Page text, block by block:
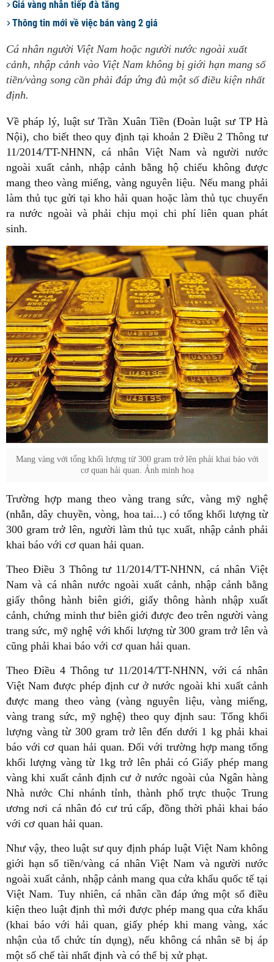
Giá vàng nhẫn tiếp đà tăng
Thông tin mới về việc bán vàng 2 giá
Cá nhân người Việt Nam hoặc người nước ngoài xuất
cảnh, nhập cảnh vào Việt Nam không bị giới hạn mang số
tiền/vàng song cần phải đáp ứng đủ một số điều kiện nhất
định.
Về pháp lý, luật sư Trần Xuân Tiền (Đoàn luật sư TP Hà
Nội), cho biết theo quy định tại khoản 2 Điều 2 Thông tư
11/2014/TT-NHNN, cá nhân Việt Nam và người nước
ngoài xuất cảnh, nhập cảnh bằng hộ chiếu không được
mang theo vàng miếng, vàng nguyên liệu. Nếu mang phải
làm thủ tục gửi tại kho hải quan hoặc làm thủ tục chuyển
ra nước ngoài và phải chịu mọi chi phí liên quan phát
sinh.
Mang vàng với tổng khối lượng từ 300 gram trở lên phải khai báo với
cơ quan hải quan. Ảnh minh hoạ
Trường hợp mang theo vàng trang sức, vàng mỹ nghệ
(nhẫn, dây chuyền, vòng, hoa tai...) có tổng khối lượng từ
300 gram trở lên, người làm thủ tục xuất, nhập cảnh phải
khai báo với cơ quan hải quan.
Theo Điều 3 Thông tư 11/2014/TT-NHNN, cá nhân Việt
Nam và cá nhân nước ngoài xuất cảnh, nhập cảnh bằng
giấy thông hành biên giới, giấy thông hành nhập xuất
cảnh, chứng minh thư biên giới được đeo trên người vàng
trang sức, mỹ nghệ với khối lượng từ 300 gram trở lên và
cũng phải khai báo với cơ quan hải quan.
Theo Điều 4 Thông tư 11/2014/TT-NHNN, với cá nhân
Việt Nam được phép định cư ở nước ngoài khi xuất cảnh
được mang theo vàng (vàng nguyên liệu, vàng miếng,
vàng trang sức, mỹ nghệ) theo quy định sau: Tổng khối
lượng vàng từ 300 gram trở lên đến dưới 1 kg phải khai
báo với cơ quan hải quan. Đối với trường hợp mang tổng
khối lượng vàng từ 1kg trở lên phải có Giấy phép mang
vàng khi xuất cảnh định cư ở nước ngoài của Ngân hàng
Nhà nước Chi nhánh tỉnh, thành phố trực thuộc Trung
ương nơi cá nhân đó cư trú cấp, đồng thời phải khai báo
với cơ quan hải quan.
Như vậy, theo luật sư quy định pháp luật Việt Nam không
giới hạn số tiền/vàng cá nhân Việt Nam và người nước
ngoài xuất cảnh, nhập cảnh mang qua cửa khẩu quốc tế tại
Việt Nam. Tuy nhiên, cá nhân cần đáp ứng một số điều
kiện theo luật định thì mới được phép mang qua cửa khẩu
(khai báo với hải quan, giấy phép khi mang vàng, xác
nhận của tổ chức tín dụng), nếu không cá nhân sẽ bị áp
một số chế tài nhất định và có thể bị xử phạt.